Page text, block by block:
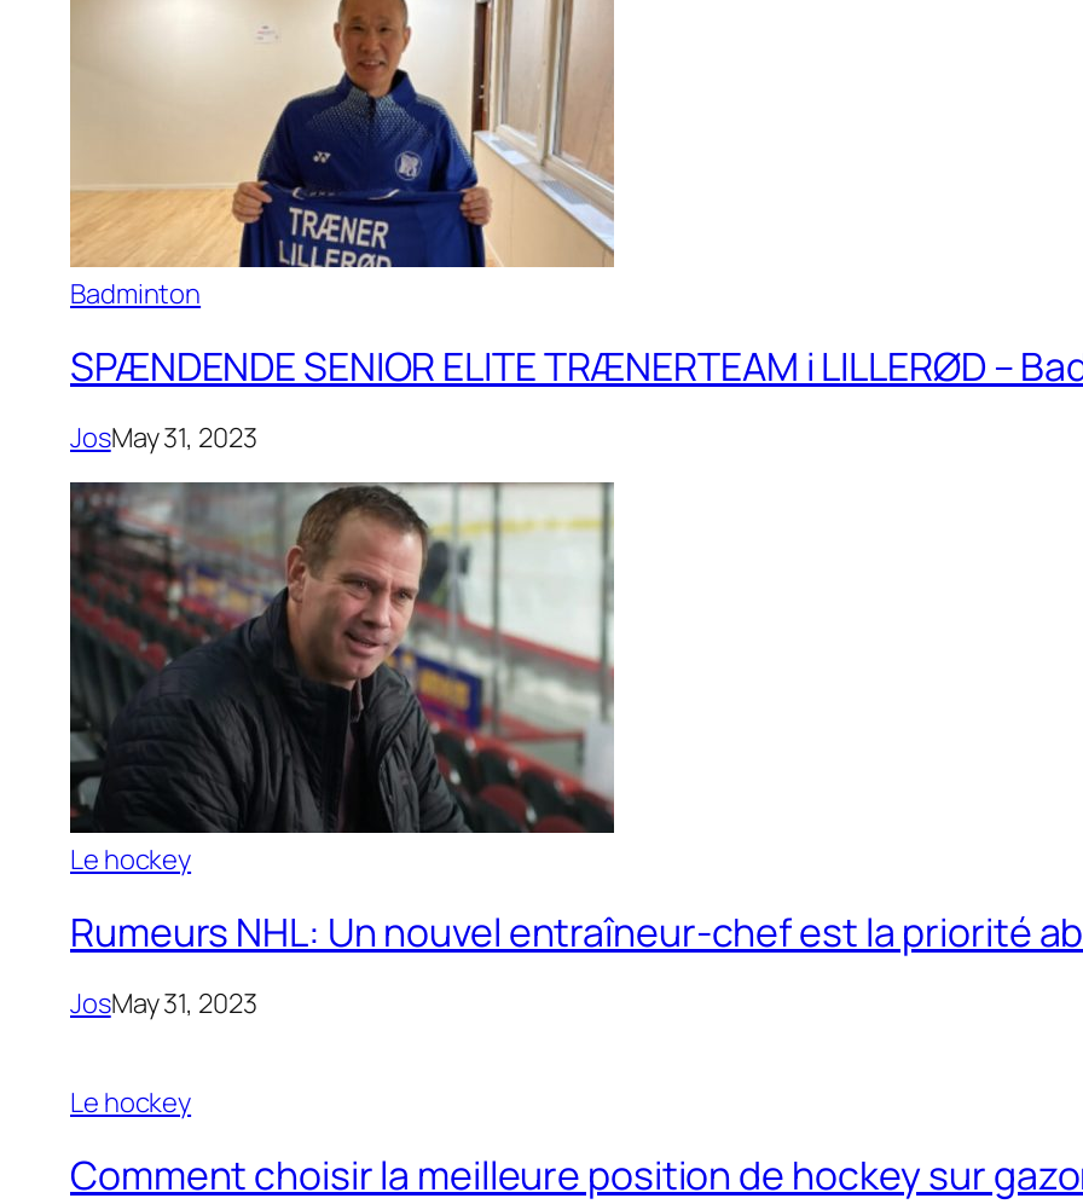
Badminton
SPÆNDENDE SENIOR ELITE TRÆNERTEAM i LILLERØD –
JosMay 31, 2023
Le hockey
Rumeurs NHL: Un nouvel entraîneur-chef est la priorité
JosMay 31, 2023
Le hockey
Comment choisir la meilleure position de hockey sur